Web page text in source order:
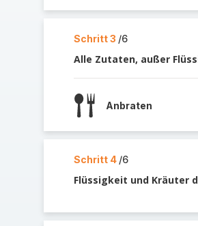
Schritt 3 /6
Alle Zutaten, außer
Anbraten
Schritt 4 /6
Flüssigkeit und Kräuter